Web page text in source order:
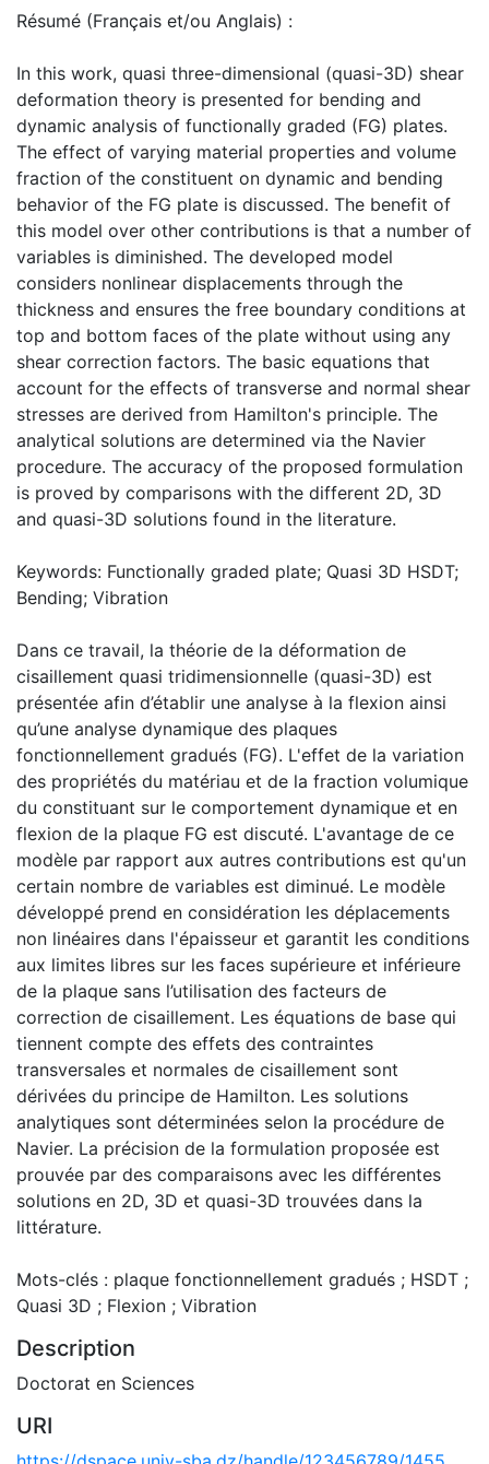
Résumé (Français et/ou Anglais) :
In this work, quasi three-dimensional (quasi-3D) shear
deformation theory is presented for bending and
dynamic analysis of functionally graded (FG) plates.
The effect of varying material properties and volume
fraction of the constituent on dynamic and bending
behavior of the FG plate is discussed. The benefit of
this model over other contributions is that a number of
variables is diminished. The developed model
considers nonlinear displacements through the
thickness and ensures the free boundary conditions at
top and bottom faces of the plate without using any
shear correction factors. The basic equations that
account for the effects of transverse and normal shear
stresses are derived from Hamilton's principle. The
analytical solutions are determined via the Navier
procedure. The accuracy of the proposed formulation
is proved by comparisons with the different 2D, 3D
and quasi-3D solutions found in the literature.
Keywords: Functionally graded plate; Quasi 3D HSDT;
Bending; Vibration
Dans ce travail, la théorie de la déformation de
cisaillement quasi tridimensionnelle (quasi-3D) est
présentée afin d’établir une analyse à la flexion ainsi
qu’une analyse dynamique des plaques
fonctionnellement gradués (FG). L'effet de la variation
des propriétés du matériau et de la fraction volumique
du constituant sur le comportement dynamique et en
flexion de la plaque FG est discuté. L'avantage de ce
modèle par rapport aux autres contributions est qu'un
certain nombre de variables est diminué. Le modèle
développé prend en considération les déplacements
non linéaires dans l'épaisseur et garantit les conditions
aux limites libres sur les faces supérieure et inférieure
de la plaque sans l’utilisation des facteurs de
correction de cisaillement. Les équations de base qui
tiennent compte des effets des contraintes
transversales et normales de cisaillement sont
dérivées du principe de Hamilton. Les solutions
analytiques sont déterminées selon la procédure de
Navier. La précision de la formulation proposée est
prouvée par des comparaisons avec les différentes
solutions en 2D, 3D et quasi-3D trouvées dans la
littérature.
Mots-clés : plaque fonctionnellement gradués ; HSDT ;
Quasi 3D ; Flexion ; Vibration
Description
Doctorat en Sciences
URI